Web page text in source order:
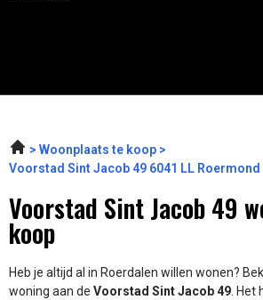
Woonplaats te koop
Voorstad Sint Jacob 49 6041 LL Roermond
Voorstad Sint Jacob 49
koop
Heb je altijd al in Roerdalen willen wonen?
woning aan de Voorstad Sint Jacob 49. Het